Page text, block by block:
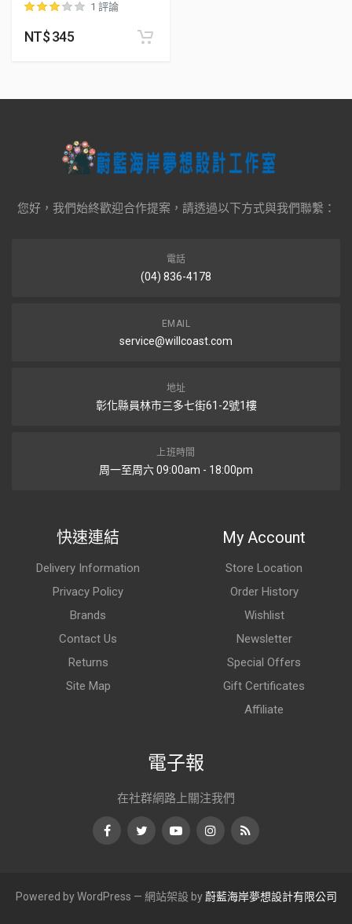
位顧客進行評分
1 評論
NT$345
您好，我們始終歡迎合作提案，請透過以下方式與我們聯繫：
電話
(04) 836-4178
EMAIL
service@willcoast.com
地址
彰化縣員林市三多七街61-2號1樓
上班時間
周一至周六 09:00am - 18:00pm
快速連結
Delivery Information
Privacy Policy
Brands
Contact Us
Returns
Site Map
My Account
Store Location
Order History
Wishlist
Newsletter
Special Offers
Gift Certificates
Affiliate
電子報
在社群網路上關注我們
FacebookTwitterYoutubeInstagram
RSS
Powered by WordPress — 網站架設 by蔚藍海岸夢想設計有限公司